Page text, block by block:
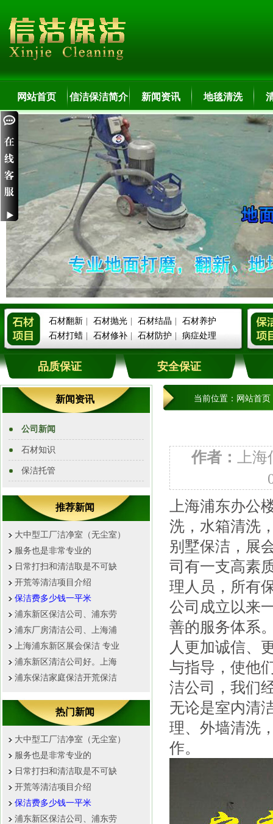
网站首页 信洁保洁简介 新闻资讯 地毯清洗
石材翻新 石材抛光 石材结晶
石材养护
石材打蜡
石材修补 石材防护 病症处理
品质保证 安全保证
新闻资讯
公司新闻
石材知识
保洁托管
推荐新闻
大中型工厂洁净室（无尘室）
服务也是非常专业的
日常打扫和清洁取是不可缺
开荒等清洁项目介绍
保洁费多少钱一平米
浦东新区保洁公司、浦东劳
浦东厂房清洁公司、上海浦
上海浦东新区展会保洁 专业
浦东新区清洁公司好。上海
浦东保洁家庭保洁开荒保洁
热门新闻
大中型工厂洁净室（无尘室）
服务也是非常专业的
日常打扫和清洁取是不可缺
开荒等清洁项目介绍
保洁费多少钱一平米
浦东新区保洁公司、浦东劳
当前位置： 网站首页
作者：
上
上海浦东办公
洗，水箱清洗
别墅保洁，展
司有一支高素
理人员，所有
公司成立以来
善的服务体系
人更加诚信、
与指导，使他
洁公司，我们
无论是室内清
理、外墙清洗
作。